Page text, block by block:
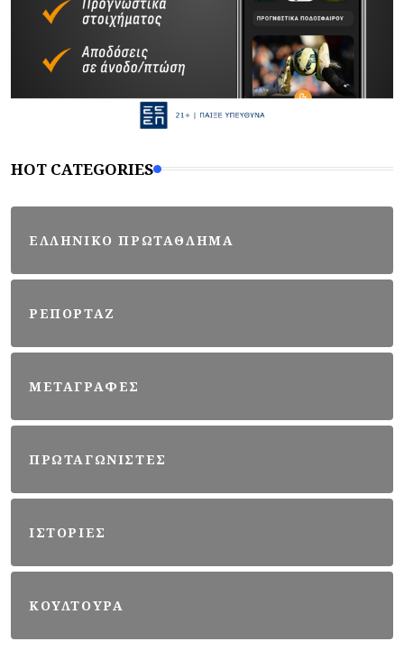
HOT CATEGORIES
ΕΛΛΗΝΙΚΟ ΠΡΩΤΑΘΛΗΜΑ
ΡΕΠΟΡΤΑΖ
ΜΕΤΑΓΡΑΦΕΣ
ΠΡΩΤΑΓΩΝΙΣΤΕΣ
ΙΣΤΟΡΙΕΣ
ΚΟΥΛΤΟΥΡΑ